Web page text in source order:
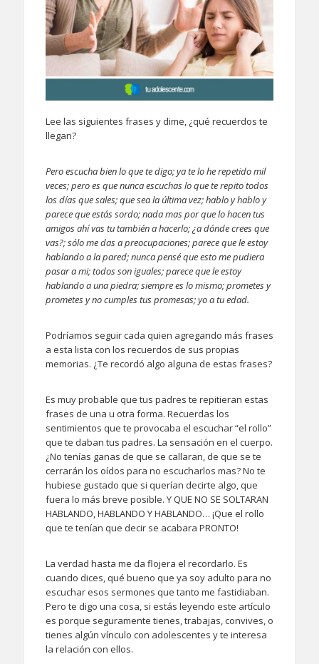
Lee las siguientes frases y dime, ¿qué recuerdos te
llegan?
Pero escucha bien lo que te digo; ya te lo he repetido mil
veces; pero es que nunca escuchas lo que te repito todos
los días que sales; que sea la última vez; hablo y hablo y
parece que estás sordo; nada mas por que lo hacen tus
amigos ahí vas tu también a hacerlo; ¿a dónde crees que
vas?; sólo me das a preocupaciones; parece que le estoy
hablando a la pared; nunca pensé que esto me pudiera
pasar a mi; todos son iguales; parece que le estoy
hablando a una piedra; siempre es lo mismo; prometes y
prometes y no cumples tus promesas; yo a tu edad.
Podríamos seguir cada quien agregando más frases
a esta lista con los recuerdos de sus propias
memorias. ¿Te recordó algo alguna de estas frases?
Es muy probable que tus padres te repitieran estas
frases de una u otra forma. Recuerdas los
sentimientos que te provocaba el escuchar “el rollo”
que te daban tus padres. La sensación en el cuerpo.
¿No tenías ganas de que se callaran, de que se te
cerrarán los oídos para no escucharlos mas? No te
hubiese gustado que si querían decirte algo, que
fuera lo más breve posible. Y QUE NO SE SOLTARAN
HABLANDO, HABLANDO Y HABLANDO… ¡Que el rollo
que te tenían que decir se acabara PRONTO!
La verdad hasta me da flojera el recordarlo. Es
cuando dices, qué bueno que ya soy adulto para no
escuchar esos sermones que tanto me fastidiaban.
Pero te digo una cosa, si estás leyendo este artículo
es porque seguramente tienes, trabajas, convives, o
tienes algún vínculo con adolescentes y te interesa
la relación con ellos.